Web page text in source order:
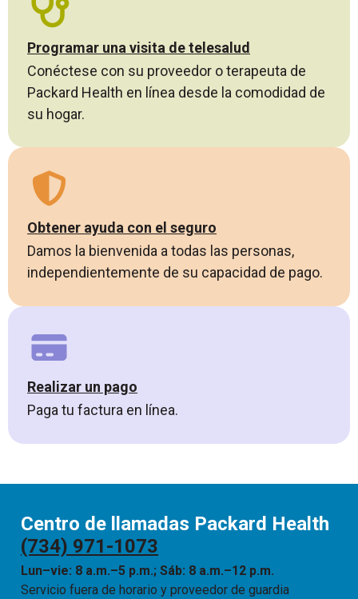
Programar una visita de telesalud
Conéctese con su proveedor o terapeuta de
Packard Health en línea desde la comodidad de
su hogar.
Obtener ayuda con el seguro
Damos la bienvenida a todas las personas,
independientemente de su capacidad de pago.
Realizar un pago
Paga tu factura en línea.
Centro de llamadas Packard Health
(734) 971-1073
Lun–vie: 8 a.m.–5 p.m.; Sáb: 8 a.m.–12 p.m.
Servicio fuera de horario y proveedor de guardia